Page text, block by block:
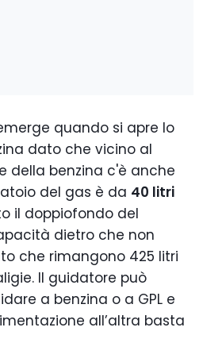
quando si apre lo
dato che vicino al
della benzina c'è anche
del gas è da 40 litri
il doppiofondo del
dietro che non
che rimangono 425 litri
Il guidatore può
a benzina o a GPL e
all’altra basta